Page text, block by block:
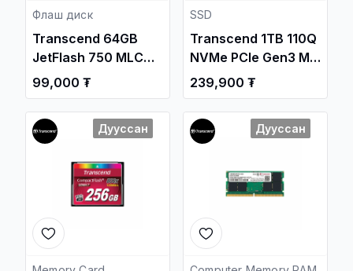
Флаш диск
Transcend 64GB
JetFlash 750 MLC
USB 3.1 Gen1 Flash
Drive
/TS64GJF750K/
99,000 ₮
SSD
Transcend 1TB 110Q
NVMe PCIe Gen3 M.2
2280 Internal SSD
/TS1TMTE110Q/
239,900 ₮
Дууссан Дууссан